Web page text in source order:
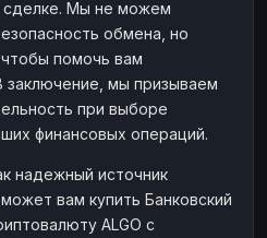
сделке. Мы не можем
обмена, но
помочь вам
заключение, мы призываем
при выборе
финансовых операций.
надежный источник
вам купить Банковский
ALGO с